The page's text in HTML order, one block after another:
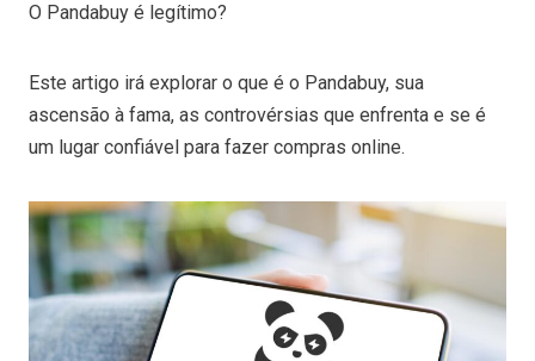
O Pandabuy é legítimo?
Este artigo irá explorar o que é o Pandabuy, sua
ascensão à fama, as controvérsias que enfrenta e se é
um lugar confiável para fazer compras online.